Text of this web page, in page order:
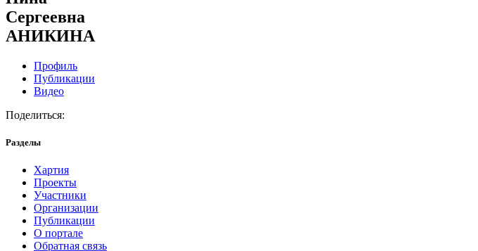
Сергеевна
АНИКИНА
Профиль
Публикации
Видео
Поделиться:
Разделы
Хартия
Проекты
Участники
Организации
Публикации
О портале
Обратная связь